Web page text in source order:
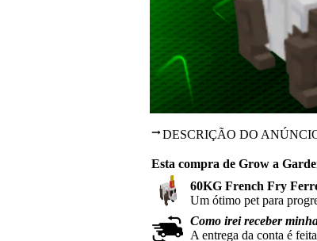
DESCRIÇÃO DO
Esta compra de Grow a
60KG French Fry
Um ótimo pet para
Como irei receber
A entrega da conta é